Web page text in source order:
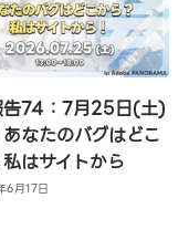
告74：7月25日(土)
なたのバグはどこ
はサイトから
月17日